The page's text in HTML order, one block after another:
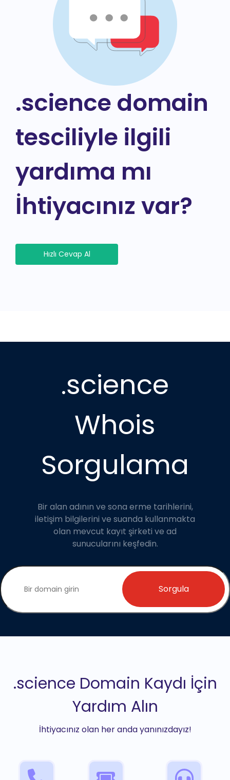
.science domain
tesciliyle ilgili
yardıma mı
İhtiyacınız var?
Hızlı Cevap Al
.science
Whois
Sorgulama
Bir alan adının ve sona erme tarihlerini,
iletişim bilgilerini ve suanda kullanmakta
olan mevcut kayıt şirketi ve ad
sunucularını keşfedin.
Sorgula
.science Domain Kaydı İçin
Yardım Alın
İhtiyacınız olan her anda yanınızdayız!